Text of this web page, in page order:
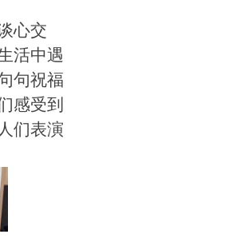
心交
活中遇
句祝福
感受到
们表演